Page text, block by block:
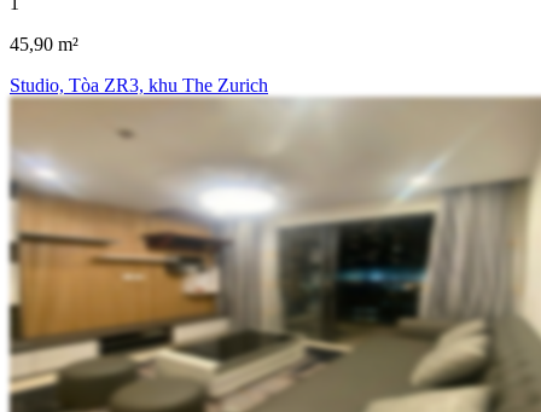
45,90 m²
Studio, Tòa ZR3, khu The Zurich